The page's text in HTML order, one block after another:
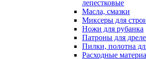
лепестковые
Масла, смазки
Миксеры для
Ножи для рубанка
Патроны для
Пилки, полотна
Расходные